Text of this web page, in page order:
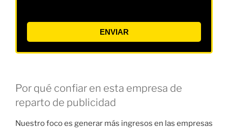
ENVIAR
Por qué confiar en esta empresa de
reparto de publicidad
Nuestro foco es generar más ingresos en las empresas